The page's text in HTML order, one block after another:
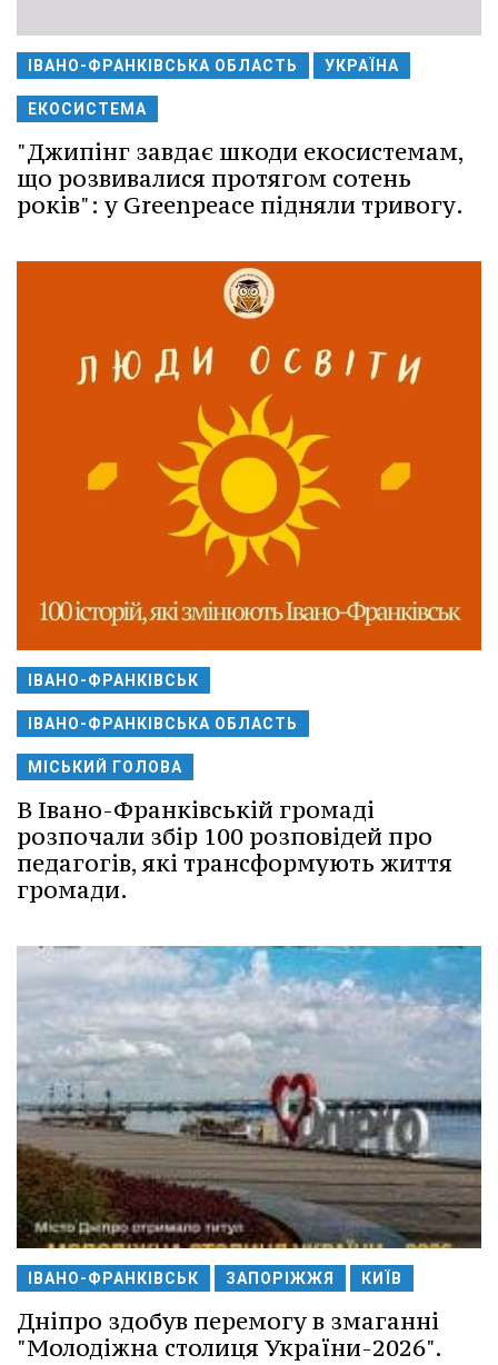
ІВАНО-ФРАНКІВСЬКА ОБЛАСТЬ УКРАЇНА
ЕКОСИСТЕМА
"Джипінг завдає шкоди екосистемам,
що розвивалися протягом сотень
років": у Greenpeace підняли тривогу.
ІВАНО-ФРАНКІВСЬК
ІВАНО-ФРАНКІВСЬКА ОБЛАСТЬ
МІСЬКИЙ ГОЛОВА
В Івано-Франківській громаді
розпочали збір 100 розповідей про
педагогів, які трансформують життя
громади.
ІВАНО-ФРАНКІВСЬК ЗАПОРІЖЖЯ КИЇВ
Дніпро здобув перемогу в змаганні
"Молодіжна столиця України-2026".